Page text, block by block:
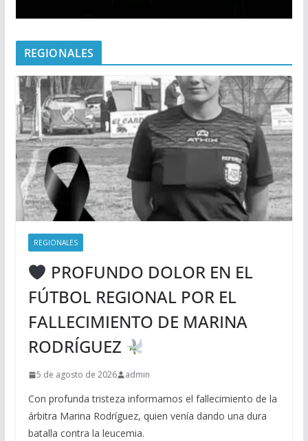
REGIONALES
REGIONALES
PROFUNDO DOLOR EN EL
FÚTBOL REGIONAL POR EL
FALLECIMIENTO DE MARINA
RODRÍGUEZ
5 de agosto de 2026 admin
Con profunda tristeza informamos el fallecimiento de la
árbitra Marina Rodríguez, quien venía dando una dura
batalla contra la leucemia.